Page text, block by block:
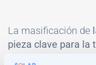
La masificación de
pieza clave para la
descarbonización